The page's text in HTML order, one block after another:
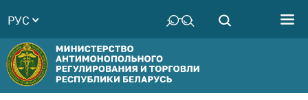
Руководство
Структура
Министерства
РУС